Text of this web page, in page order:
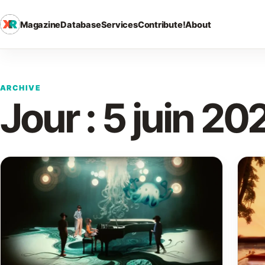
MagazineDatabaseServicesContribute!About
ARCHIVE
Jour :5 juin